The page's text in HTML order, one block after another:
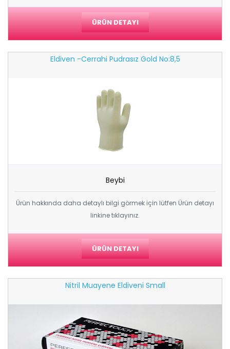
ÜRÜN DETAYI
Eldiven -cerrahi Pudrasız Gold No:8,5
Beybi
Ürün hakkında daha detaylı bilgi görmek için lütfen Ürün detayı
linkine tıklayınız.
ÜRÜN DETAYI
Nitril Muayene Eldiveni Small